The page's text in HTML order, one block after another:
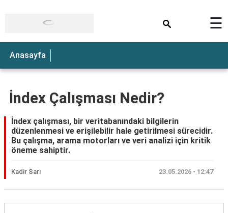
☰
Anasayfa
İndex Çalışması Nedir?
İndex çalışması, bir veritabanındaki bilgilerin
düzenlenmesi ve erişilebilir hale getirilmesi sürecidir.
Bu çalışma, arama motorları ve veri analizi için kritik
öneme sahiptir.
Kadir Sarı 23.05.2026 • 12:47